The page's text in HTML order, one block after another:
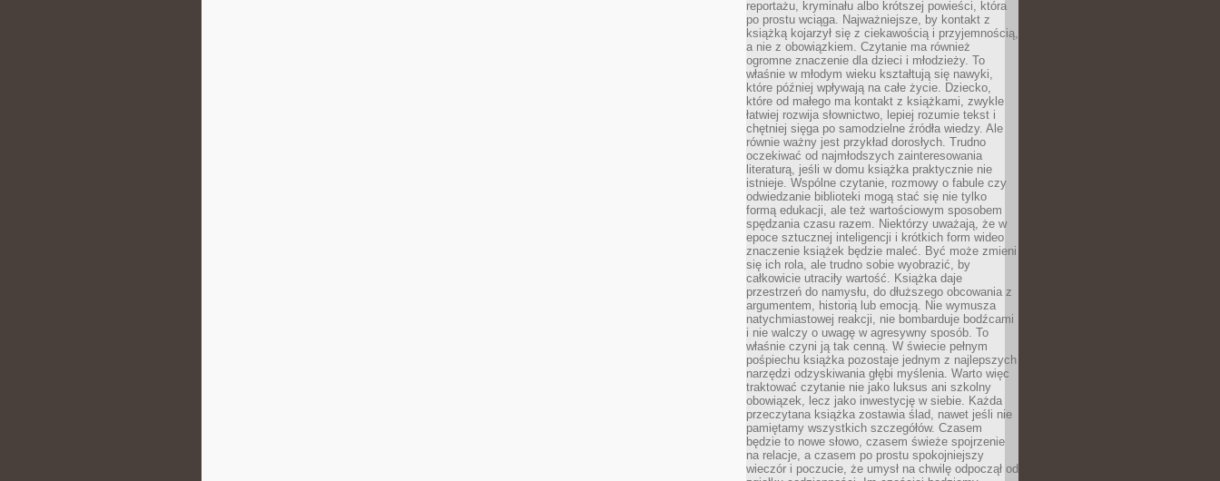
reportażu, kryminału albo krótszej powieści, która
po prostu wciąga. Najważniejsze, by kontakt z
książką kojarzył się z ciekawością i przyjemnością,
a nie z obowiązkiem. Czytanie ma również
ogromne znaczenie dla dzieci i młodzieży. To
właśnie w młodym wieku kształtują się nawyki,
które później wpływają na całe życie. Dziecko,
które od małego ma kontakt z książkami, zwykle
łatwiej rozwija słownictwo, lepiej rozumie tekst i
chętniej sięga po samodzielne źródła wiedzy. Ale
równie ważny jest przykład dorosłych. Trudno
oczekiwać od najmłodszych zainteresowania
literaturą, jeśli w domu książka praktycznie nie
istnieje. Wspólne czytanie, rozmowy o fabule czy
odwiedzanie biblioteki mogą stać się nie tylko
formą edukacji, ale też wartościowym sposobem
spędzania czasu razem. Niektórzy uważają, że w
epoce sztucznej inteligencji i krótkich form wideo
znaczenie książek będzie maleć. Być może zmieni
się ich rola, ale trudno sobie wyobrazić, by
całkowicie utraciły wartość. Książka daje
przestrzeń do namysłu, do dłuższego obcowania z
argumentem, historią lub emocją. Nie wymusza
natychmiastowej reakcji, nie bombarduje bodźcami
i nie walczy o uwagę w agresywny sposób. To
właśnie czyni ją tak cenną. W świecie pełnym
pośpiechu książka pozostaje jednym z najlepszych
narzędzi odzyskiwania głębi myślenia. Warto więc
traktować czytanie nie jako luksus ani szkolny
obowiązek, lecz jako inwestycję w siebie. Każda
przeczytana książka zostawia ślad, nawet jeśli nie
pamiętamy wszystkich szczegółów. Czasem
będzie to nowe słowo, czasem świeże spojrzenie
na relacje, a czasem po prostu spokojniejszy
wieczór i poczucie, że umysł na chwilę odpoczął od